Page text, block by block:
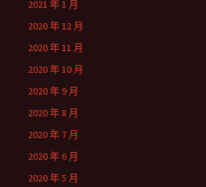
2021 年 1 月
2020 年 12 月
2020 年 11 月
2020 年 10 月
2020 年 9 月
2020 年 8 月
2020 年 7 月
2020 年 6 月
2020 年 5 月